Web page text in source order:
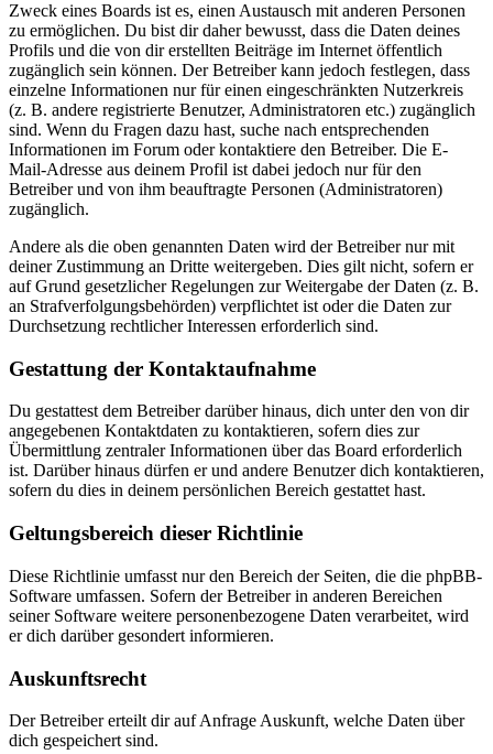
Zweck eines Boards ist es, einen Austausch mit anderen Personen
zu ermöglichen. Du bist dir daher bewusst, dass die Daten deines
Profils und die von dir erstellten Beiträge im Internet öffentlich
zugänglich sein können. Der Betreiber kann jedoch festlegen, dass
einzelne Informationen nur für einen eingeschränkten Nutzerkreis
(z. B. andere registrierte Benutzer, Administratoren etc.) zugänglich
sind. Wenn du Fragen dazu hast, suche nach entsprechenden
Informationen im Forum oder kontaktiere den Betreiber. Die E-
Mail-Adresse aus deinem Profil ist dabei jedoch nur für den
Betreiber und von ihm beauftragte Personen (Administratoren)
zugänglich.
Andere als die oben genannten Daten wird der Betreiber nur mit
deiner Zustimmung an Dritte weitergeben. Dies gilt nicht, sofern er
auf Grund gesetzlicher Regelungen zur Weitergabe der Daten (z. B.
an Strafverfolgungsbehörden) verpflichtet ist oder die Daten zur
Durchsetzung rechtlicher Interessen erforderlich sind.
Gestattung der Kontaktaufnahme
Du gestattest dem Betreiber darüber hinaus, dich unter den von dir
angegebenen Kontaktdaten zu kontaktieren, sofern dies zur
Übermittlung zentraler Informationen über das Board erforderlich
ist. Darüber hinaus dürfen er und andere Benutzer dich kontaktieren,
sofern du dies in deinem persönlichen Bereich gestattet hast.
Geltungsbereich dieser Richtlinie
Diese Richtlinie umfasst nur den Bereich der Seiten, die die phpBB-
Software umfassen. Sofern der Betreiber in anderen Bereichen
seiner Software weitere personenbezogene Daten verarbeitet, wird
er dich darüber gesondert informieren.
Auskunftsrecht
Der Betreiber erteilt dir auf Anfrage Auskunft, welche Daten über
dich gespeichert sind.